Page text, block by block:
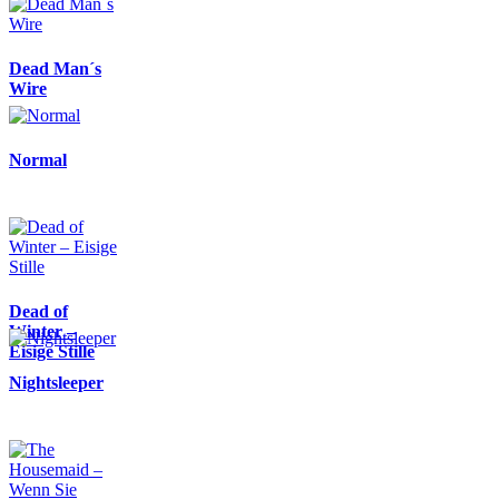
Dead Man´s
Wire
Normal
Dead of
Winter –
Eisige Stille
Nightsleeper